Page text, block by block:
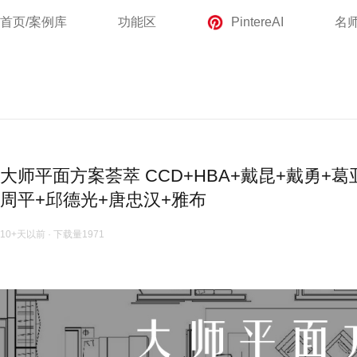
首页/案例库 功能区 PintereAI 名
大师平面方案荟萃 CCD+HBA+戴昆+戴勇+
周平+邱德光+唐忠汉+雅布
10+天以前 · 下载量1971